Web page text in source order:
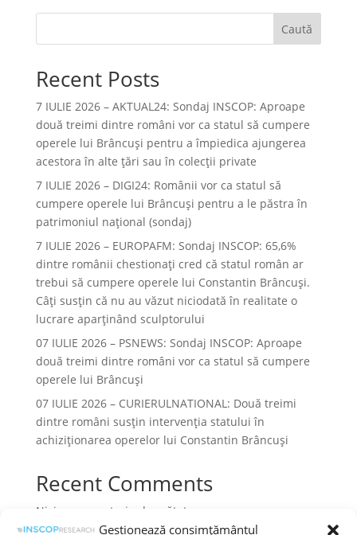
Gestionează consimțământul
Caută
Recent Posts
7 IULIE 2026 – AKTUAL24: Sondaj INSCOP: Aproape
două treimi dintre români vor ca statul să cumpere
operele lui Brâncuşi pentru a împiedica ajungerea
acestora în alte ţări sau în colecţii private
7 IULIE 2026 – DIGI24: Românii vor ca statul să
cumpere operele lui Brâncuși pentru a le păstra în
patrimoniul național (sondaj)
7 IULIE 2026 – EUROPAFM: Sondaj INSCOP: 65,6%
dintre românii chestionați cred că statul român ar
trebui să cumpere operele lui Constantin Brâncuși.
Câți susțin că nu au văzut niciodată în realitate o
lucrare aparținând sculptorului
07 IULIE 2026 – PSNEWS: Sondaj INSCOP: Aproape
două treimi dintre români vor ca statul să cumpere
operele lui Brâncuși
07 IULIE 2026 – CURIERULNATIONAL: Două treimi
dintre români susțin intervenția statului în
achiziționarea operelor lui Constantin Brâncuși
Recent Comments
Niciun comentariu de arătat.